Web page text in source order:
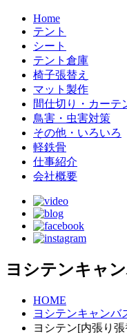
Home
テント
シート
テント倉庫
椅子張替え
マット製作
間仕切り・カーテ
鳥害・虫害対策
その他・いろいろ
軽鉄骨
仕事紹介
会社概要
ヨシテンキャ
HOME
ヨシテンキャンバ
ヨシテン[内張り